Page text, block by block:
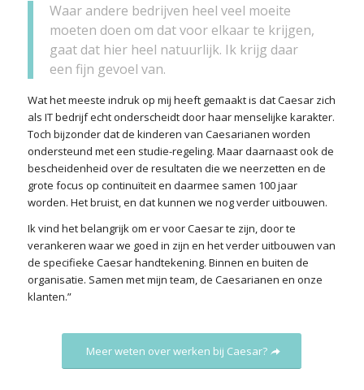
Waar andere bedrijven heel veel moeite
moeten doen om dat voor elkaar te krijgen,
gaat dat hier heel natuurlijk. Ik krijg daar
een fijn gevoel van.
Wat het meeste indruk op mij heeft gemaakt is dat Caesar zich
als IT bedrijf echt onderscheidt door haar menselijke karakter.
Toch bijzonder dat de kinderen van Caesarianen worden
ondersteund met een studie-regeling. Maar daarnaast ook de
bescheidenheid over de resultaten die we neerzetten en de
grote focus op continuïteit en daarmee samen 100 jaar
worden. Het bruist, en dat kunnen we nog verder uitbouwen.
Ik vind het belangrijk om er voor Caesar te zijn, door te
verankeren waar we goed in zijn en het verder uitbouwen van
de specifieke Caesar handtekening. Binnen en buiten de
organisatie. Samen met mijn team, de Caesarianen en onze
klanten.”
Meer weten over werken bij Caesar?